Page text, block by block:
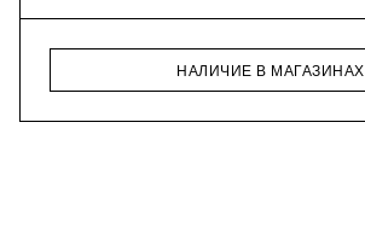
НАЛИЧИЕ В МАГАЗИНАХ